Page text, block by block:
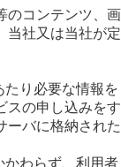
のコンテンツ、画
当社又は当社が定
たり必要な情報を
スの申し込みをす
ーバに格納された
かわらず、利用者